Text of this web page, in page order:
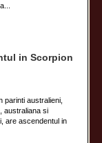
in Scorpion
parinti australieni,
australiana si
are ascendentul in